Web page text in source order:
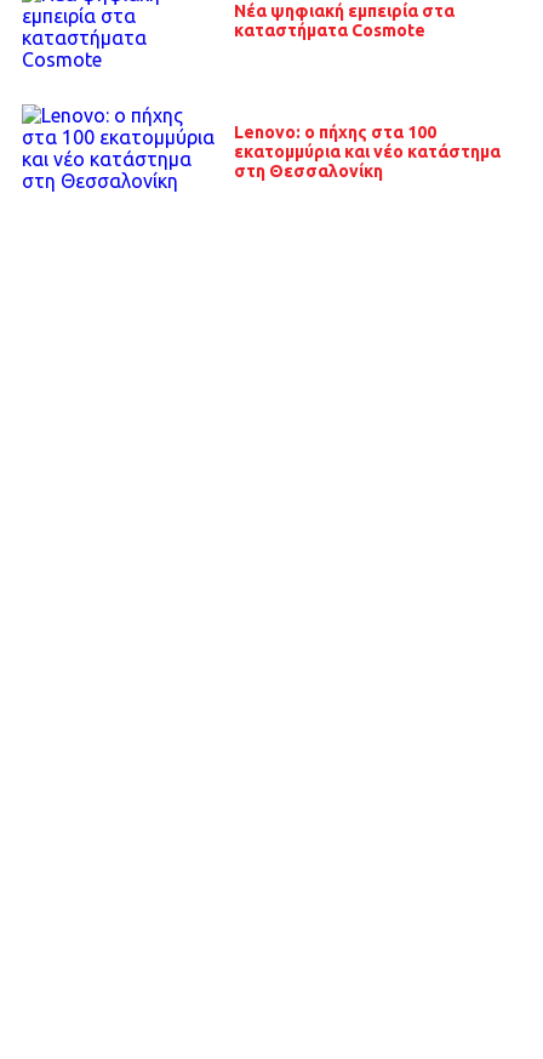
Νέα ψηφιακή εμπειρία στα
καταστήματα Cosmote
Lenovo: ο πήχης στα 100
εκατομμύρια και νέο κατάστημα
στη Θεσσαλονίκη